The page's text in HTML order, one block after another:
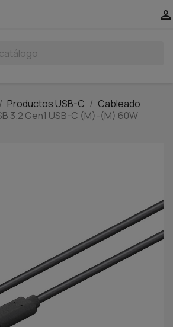

Productos USB-C
Cableado
3.2 Gen1 USB-C (M)-(M) 60W